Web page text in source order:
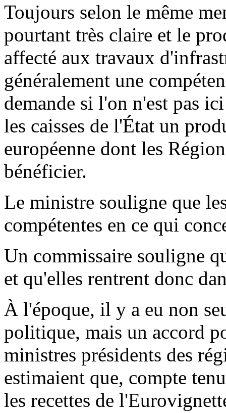
Toujours selon le même
pourtant très claire et le
affecté aux travaux
généralement une
demande si l'on n'est pas
les caisses de l'État un
européenne dont les
bénéficier.
Le ministre souligne que
compétentes en ce qui
Un commissaire souligne
et qu'elles rentrent donc
À l'époque, il y a eu non
politique, mais un accord
ministres présidents des
estimaient que, compte
les recettes de